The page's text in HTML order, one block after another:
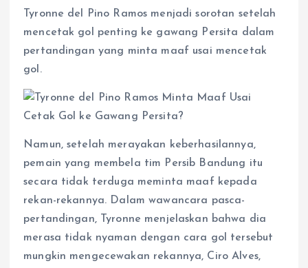
a
A
p
c
o
n
r
l
r
y
n
Tyronne del Pino Ramos menjadi sorotan setelah
mencetak gol penting ke gawang Persita dalam
pertandingan yang minta maaf usai mencetak
gol.
Namun, setelah merayakan keberhasilannya,
pemain yang membela tim Persib Bandung itu
secara tidak terduga meminta maaf kepada
rekan-rekannya. Dalam wawancara pasca-
pertandingan, Tyronne menjelaskan bahwa dia
merasa tidak nyaman dengan cara gol tersebut
mungkin mengecewakan rekannya, Ciro Alves,